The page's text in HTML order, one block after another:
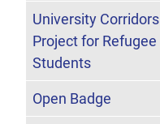
University Corridors
Project for Refugee
Students
Open Badge